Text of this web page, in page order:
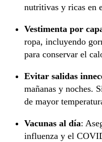
nutritivas y ricas en
Vestimenta por
ropa, incluyendo
para conservar el
Evitar salidas
mañanas y noches.
de mayor
Vacunas al día:
influenza y el